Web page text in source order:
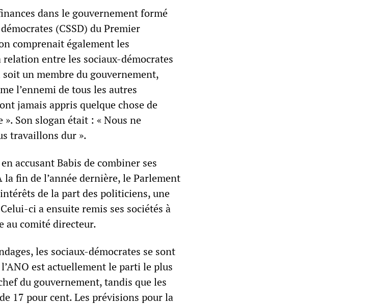
dans le gouvernement formé
(CSSD) du Premier
comprenait également les
entre les sociaux-démocrates
soit un membre du gouvernement,
l’ennemi de tous les autres
jamais appris quelque chose de
Son slogan était : « Nous ne
travaillons dur ».
accusant Babis de combiner ses
fin de l’année dernière, le Parlement
de la part des politiciens, une
ci a ensuite remis ses sociétés à
au comité directeur.
les sociaux-démocrates se sont
est actuellement le parti le plus
du gouvernement, tandis que les
17 pour cent. Les prévisions pour la